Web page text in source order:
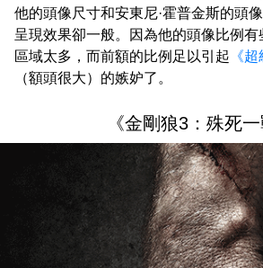
他的頭像尺寸和安東尼·霍普金斯的頭
呈現效果卻一般。因為他的頭像比例
區域太多，而前額的比例足以引起 《
（額頭很大）的嫉妒了。
《金剛狼3：殊死一